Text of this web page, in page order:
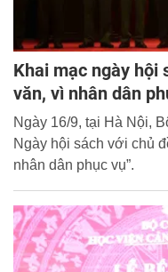
Khai mạc ngày hội
văn, vì nhân dân
Ngày 16/9, tại Hà Nội,
Ngày hội sách với chủ
nhân dân phục vụ”.